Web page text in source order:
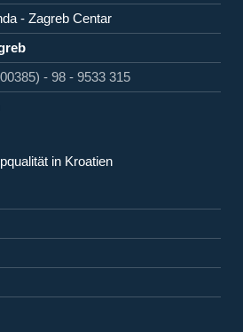
- Zagreb Centar
- 98 - 9533 315
in Kroatien